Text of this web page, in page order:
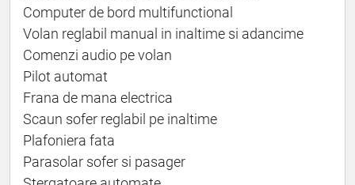
Computer de bord multifunctional
Volan reglabil manual in inaltime si adancime
Comenzi audio pe volan
Pilot automat
Frana de mana electrica
Scaun sofer reglabil pe inaltime
Plafoniera fata
Parasolar sofer si pasager